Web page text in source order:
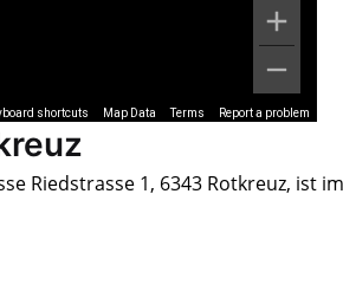
shortcuts Map Data Terms Report a problem
Riedstrasse 1, 6343 Rotkreuz, ist im